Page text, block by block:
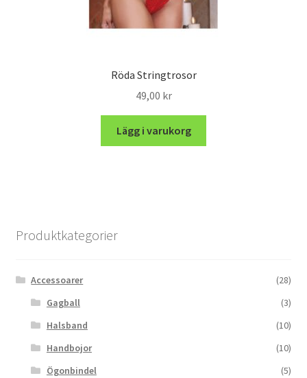
Röda Stringtrosor
49,00 kr
Lägg i varukorg
Produktkategorier
Accessoarer
(28)
Gagball
(3)
Halsband
(10)
Handbojor
(10)
Ögonbindel
(5)